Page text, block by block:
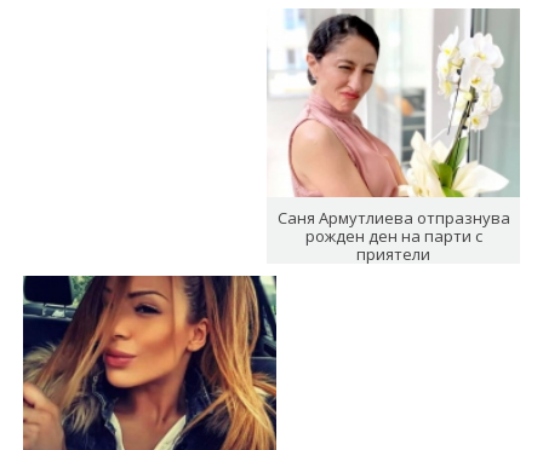
Саня Армутлиева отпразнува
рожден ден на парти с
приятели